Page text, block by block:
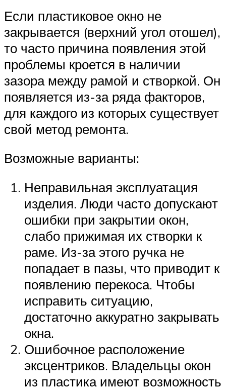
Если пластиковое окно не
закрывается (верхний угол отошел),
то часто причина появления этой
проблемы кроется в наличии
зазора между рамой и створкой. Он
появляется из-за ряда факторов,
для каждого из которых существует
свой метод ремонта.
Возможные варианты:
Неправильная эксплуатация
изделия. Люди часто допускают
ошибки при закрытии окон,
слабо прижимая их створки к
раме. Из-за этого ручка не
попадает в пазы, что приводит к
появлению перекоса. Чтобы
исправить ситуацию,
достаточно аккуратно закрывать
окна.
Ошибочное расположение
эксцентриков. Владельцы окон
из пластика имеют возможность